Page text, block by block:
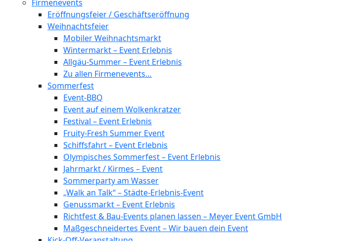
Firmenevents
Eröffnungsfeier / Geschäftseröffnung
Weihnachtsfeier
Mobiler Weihnachtsmarkt
Wintermarkt – Event Erlebnis
Allgäu-Summer – Event Erlebnis
Zu allen Firmenevents…
Sommerfest
Event-BBQ
Event auf einem Wolkenkratzer
Festival – Event Erlebnis
Fruity-Fresh Summer Event
Schiffsfahrt – Event Erlebnis
Olympisches Sommerfest – Event Erlebnis
Jahrmarkt / Kirmes – Event
Sommerparty am Wasser
„Walk an Talk“ – Städte-Erlebnis-Event
Genussmarkt – Event Erlebnis
Richtfest & Bau-Events planen lassen – Meyer Event GmbH
Maßgeschneidertes Event – Wir bauen dein Event